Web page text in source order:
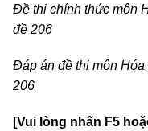
Đề thi chính thức môn
đề 206
Đáp án đề thi môn
206
[Vui lòng nhấn F5